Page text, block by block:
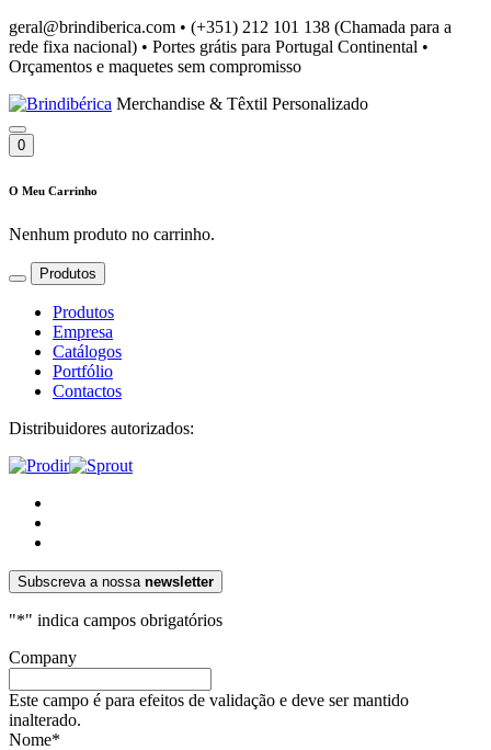
geral@brindiberica.com • (+351) 212 101 138 (Chamada para a
rede fixa nacional) • Portes grátis para Portugal Continental •
Orçamentos e maquetes sem compromisso
Merchandise & Têxtil Personalizado
0
O Meu Carrinho
Nenhum produto no carrinho.
Produtos
Produtos
Empresa
Catálogos
Portfólio
Contactos
Distribuidores autorizados:
Subscreva a nossa newsletter
"*" indica campos obrigatórios
Company
Este campo é para efeitos de validação e deve ser mantido
inalterado.
Nome*